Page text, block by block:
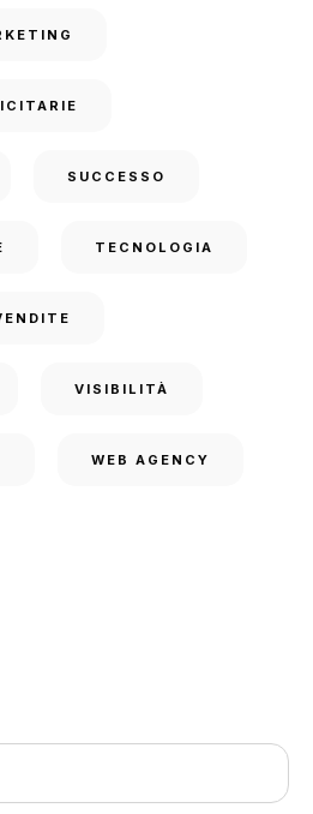
SUCCESSO
TECNOLOGIA
VISIBILITÀ
WEB AGENCY